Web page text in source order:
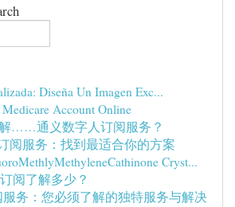
Diseña Un Imagen Exc...
Account Online
……通义数字人订阅服务？
阅服务：找到最适合你的方案
Cryst...
阅了解多少？
服务：您必须了解的独特服务与解决